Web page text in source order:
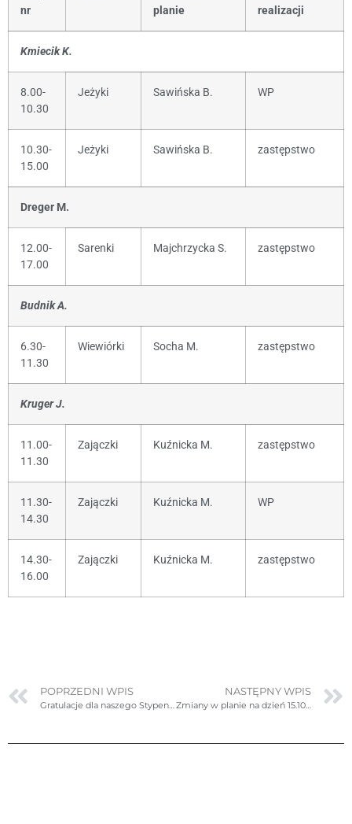
nr
planie
realizacji
Kmiecik K.
8.00-
10.30
Jeżyki Sawińska B. WP
10.30-
15.00
Jeżyki Sawińska B. zastępstwo
Dreger M.
12.00-
17.00
Sarenki Majchrzycka S. zastępstwo
Budnik A.
6.30-
11.30
Wiewiórki Socha M. zastępstwo
Kruger J.
11.00-
11.30
Zajączki Kuźnicka M. zastępstwo
11.30-
14.30
Zajączki Kuźnicka M. WP
14.30-
16.00
Zajączki Kuźnicka M. zastępstwo
POPRZEDNI WPIS
Gratulacje dla naszego Stypendysty Funduszu ZDOLNI!
NASTĘPNY WPIS
Zmiany w planie na dzień 15.10.2025r. (środa)